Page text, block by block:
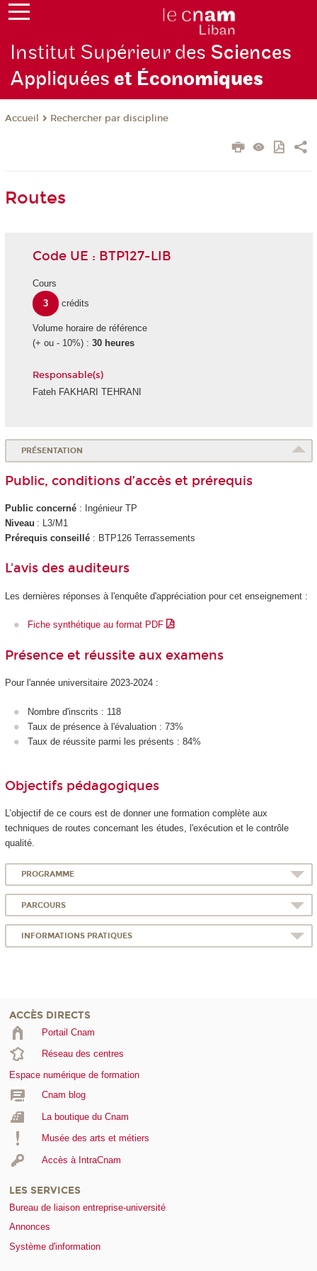
Institut Supérieur des Sciences
Appliquéeset Économiques
Accueil Rechercher par discipline
Routes
Code UE : BTP127-LIB
Cours
3
crédits
Volume horaire de référence
(+ ou - 10%) : 30 heures
Responsable(s)
Fateh FAKHARI TEHRANI
PRÉSENTATION
Public, conditions d’accès et prérequis
Public concerné : Ingénieur TP
Niveau : L3/M1
Prérequis conseillé: BTP126 Terrassements
L'avis des auditeurs
Les dernières réponses à l'enquête d'appréciation pour cet enseignement :
Fiche synthétique au format PDF
Présence et réussite aux examens
Pour l'année universitaire 2023-2024 :
Nombre d'inscrits : 118
Taux de présence à l'évaluation : 73%
Taux de réussite parmi les présents : 84%
Objectifs pédagogiques
L’objectif de ce cours est de donner une formation complète aux
techniques de routes concernant les études, l'exécution et le contrôle
qualité.
PROGRAMME
PARCOURS
INFORMATIONS PRATIQUES
ACCÈS DIRECTS
Portail Cnam
Réseau des centres
Espace numérique de formation
Cnam blog
La boutique du Cnam
Musée des arts et métiers
Accès à IntraCnam
LES SERVICES
Bureau de liaison entreprise-université
Annonces
Système d'information